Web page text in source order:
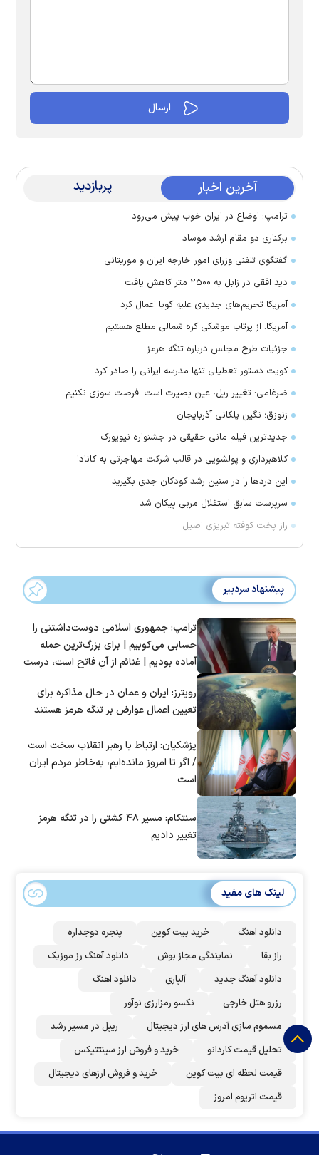
آخرین اخبار پربازدید
ترامپ: اوضاع در ایران خوب پیش می‌رود
برکناری دو مقام ارشد موساد
گفتگوی تلفنی وزرای امور خارجه ایران و موریتانی
دید افقی در زابل به ۲۵۰۰ متر کاهش یافت
آمریکا تحریم‌های جدیدی علیه کوبا اعمال کرد
آمریکا: از پرتاب موشکی کره شمالی مطلع هستیم
جزئیات طرح مجلس درباره تنگه هرمز
کویت دستور تعطیلی تنها مدرسه ایرانی را صادر کرد
ضرغامی: تغییر ریل، عین بصیرت است. فرصت سوزی نکنیم
زنوزق؛ نگین پلکانی آذربایجان
جدیدترین فیلم مانی حقیقی در جشنواره نیویورک
کلاهبرداری و پولشویی در قالب شرکت مهاجرتی به کانادا
این درد‌ها را در سنین رشد کودکان جدی بگیرید
سرپرست سابق استقلال مربی پیکان شد
راز پخت کوفته تبریزی اصیل
پیشنهاد سردبیر
ترامپ: جمهوری اسلامی دوست‌داشتنی را
حسابی می‌کوبیم | برای بزرگ‌ترین حمله
آماده بودیم | غنائم از آنِ فاتح است، درست
رویترز: ایران و عمان در حال مذاکره برای
تعیین اعمال عوارض بر تنگه هرمز هستند
پزشکیان: ارتباط با رهبر انقلاب سخت است
/ اگر تا امروز مانده‌ایم، به‌خاطر مردم ایران
است
سنتکام: مسیر ۴۸ کشتی را در تنگه هرمز
تغییر دادیم
لینک های مفید
دانلود اهنگ خرید بیت کوین
پنجره دوجداره
راز بقا
نمایندگی مجاز بوش
دانلود آهنگ رز‌ موزیک
دانلود آهنگ جدید
آلپاری
دانلود اهنگ
رزرو هتل خارجی
نکسو رمزارزی نوآور
مسموم سازی آدرس های ارز دیجیتال
ریپل در مسیر رشد
تحلیل قیمت کاردانو
خرید و فروش ارز سینتتیکس
قیمت لحظه ای بیت کوین
خرید و فروش ارزهای دیجیتال
قیمت اتریوم امروز